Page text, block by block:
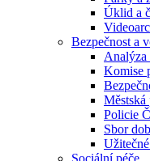
Úklid a
Bezpečnost a
Analýza
Komise
Městská
Policie
Sbor
Sociální péče